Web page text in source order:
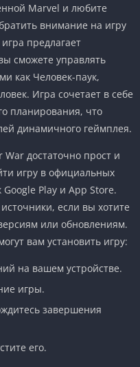
Marvel и любите
внимание на игру
предлагает
сможете управлять
как Человек-паук,
Игра сочетает в себе
планирования, что
динамичного геймплея.
достаточно прост и
игру в официальных
Play и App Store.
если вы хотите
или обновлениям.
вам установить игру:
на вашем устройстве.
игры.
завершения
его.